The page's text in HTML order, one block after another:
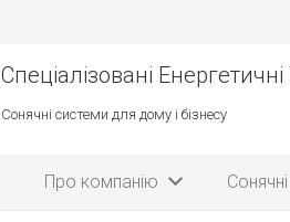
Спеціалізовані Енергетичні
Сонячні системи для дому і бізнесу
Про компанію Сонячні